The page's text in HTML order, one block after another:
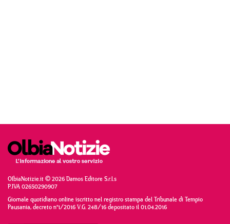
OlbiaNotizie.it © 2026 Damos Editore S.r.l.s
P.IVA 02650290907
Giornale quotidiano online iscritto nel registro stampa del Tribunale di Tempio
Pausania, decreto n°1/2016 V.G. 248/16 depositato il 01.04.2016